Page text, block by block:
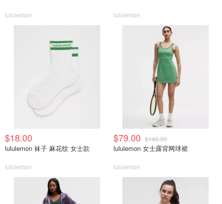
lululemon lululemon
$18.00
lululemon 袜子 麻花纹 女士款
lululemon
$79.00 $148.00
lululemon 女士露背网球裙
lululemon